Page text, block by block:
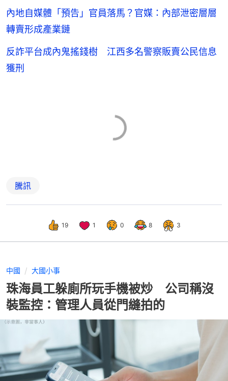
內地自媒體「預告」官員落馬？官媒：內部泄密層層
轉賣形成產業鏈
反詐平台成內鬼搖錢樹 江西多名警察販賣公民信息
獲刑
騰訊
19 1 0 8 3
中國 大國小事
珠海員工躲廁所玩手機被炒 公司稱沒
裝監控：管理人員從門縫拍的